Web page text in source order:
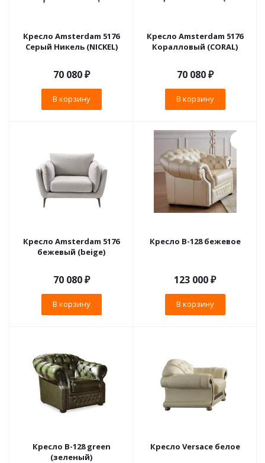
Кресло Amsterdam 5176
Серый Никель (NICKEL)
70 080₽
В корзину
Кресло Amsterdam 5176
Коралловый (CORAL)
70 080₽
В корзину
Кресло Amsterdam 5176
бежевый (beige)
70 080₽
В корзину
Кресло B-128 бежевое
123 000₽
В корзину
Кресло B-128 green
(зеленый)
Кресло Versace белое